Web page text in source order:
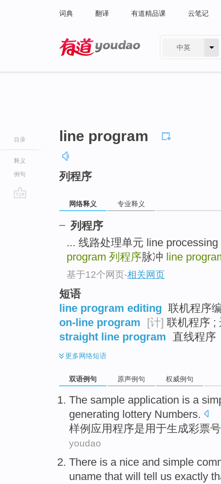
词典 翻译 有道精品课 云笔记
中英
目录
释义
例句
line program
列程序
网络释义 专业释义
列程序
... 线路处理单元 line
program 列程序脉冲 line
基于12个网页-相关网页
短语
line program editing 联机程序
on-line program [计] 联机程序 ;
straight line program 直线程序
更多网络短语
双语例句 原声例句 权威例句
The sample application is a
generating lottery Numbers.
样例 应用程序是用于生成彩票
youdao
There is a nice and simple
uname that will tell us exactly